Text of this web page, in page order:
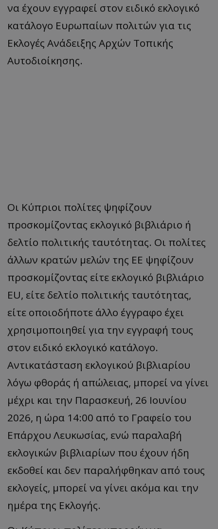
να έχουν εγγραφεί στον ειδικό εκλογικό
κατάλογο Ευρωπαίων πολιτών για τις
Εκλογές Ανάδειξης Αρχών Τοπικής
Αυτοδιοίκησης.
Οι Κύπριοι πολίτες ψηφίζουν
προσκομίζοντας εκλογικό βιβλιάριο ή
δελτίο πολιτικής ταυτότητας. Οι πολίτες
άλλων κρατών μελών της EE ψηφίζουν
προσκομίζοντας είτε εκλογικό βιβλιάριο
EU, είτε δελτίο πολιτικής ταυτότητας,
είτε οποιοδήποτε άλλο έγγραφο έχει
χρησιμοποιηθεί για την εγγραφή τους
στον ειδικό εκλογικό κατάλογο.
Αντικατάσταση εκλογικού βιβλιαρίου
λόγω φθοράς ή απώλειας, μπορεί να γίνει
μέχρι και την Παρασκευή, 26 Ιουνίου
2026, η ώρα 14:00 από το Γραφείο του
Επάρχου Λευκωσίας, ενώ παραλαβή
εκλογικών βιβλιαρίων που έχουν ήδη
εκδοθεί και δεν παραλήφθηκαν από τους
εκλογείς, μπορεί να γίνει ακόμα και την
ημέρα της Εκλογής.